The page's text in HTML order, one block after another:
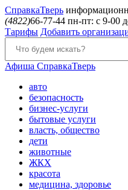
СправкаТверь
(4822)66-77-44 пн-пт: с 9-00
Тарифы Добавить
Афиша СправкаТверь
авто
безопасность
бизнес-услуги
бытовые услуги
власть, общество
дети
животные
ЖКХ
красота
медицина, здоровье